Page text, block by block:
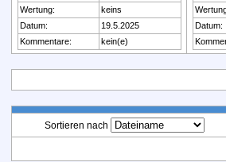
Wertung:
keins
Datum:
19.5.2025
Kommentare:
kein(e)
Datum:
Sortieren nach